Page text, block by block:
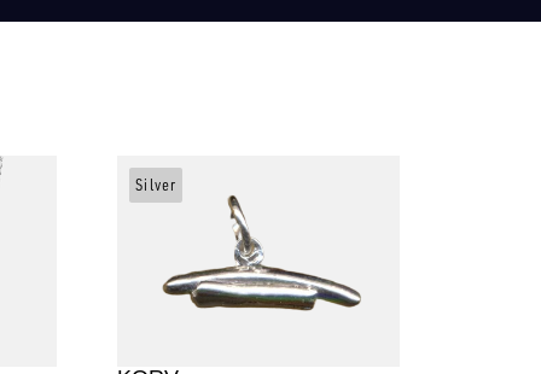
Silver